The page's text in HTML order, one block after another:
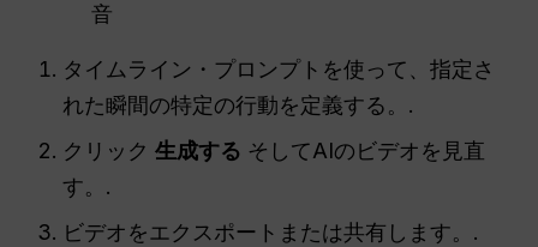
音
タイムライン・プロンプトを使って、指定さ
れた瞬間の特定の行動を定義する。.
クリック生成する そしてAIのビデオを見直
す。.
ビデオをエクスポートまたは共有します。.